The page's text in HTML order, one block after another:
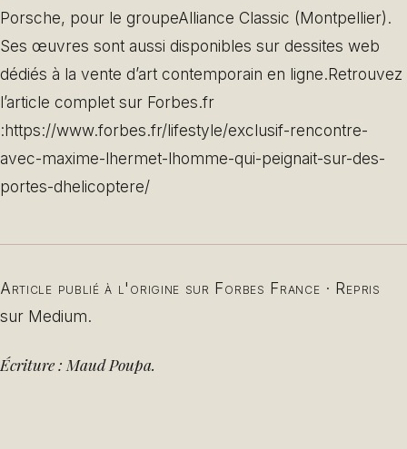
Porsche, pour le groupeAlliance Classic (Montpellier).
Ses œuvres sont aussi disponibles sur dessites web
dédiés à la vente d’art contemporain en ligne.Retrouvez
l’article complet sur Forbes.fr
:https://www.forbes.fr/lifestyle/exclusif-rencontre-
avec-maxime-lhermet-lhomme-qui-peignait-sur-des-
portes-dhelicoptere/
Article publié à l'origine sur Forbes France · Repris
sur Medium.
Écriture : Maud Poupa.